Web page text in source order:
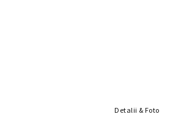
Detalii & Foto